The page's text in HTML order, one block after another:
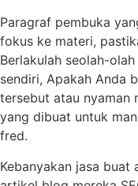
Paragraf pembuka
fokus ke materi,
Berlakulah seolah-
sendiri, Apakah Anda
tersebut atau nyaman
yang dibuat untuk
fred.
Kebanyakan jasa